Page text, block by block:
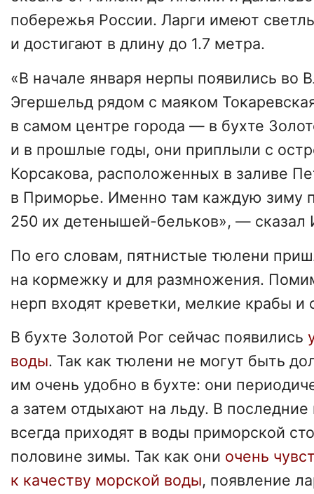
побережья России. Ларги имеют
и достигают в длину до 1.7 метра.
«В начале января нерпы появились во
Эгершельд рядом с маяком
в самом центре города — в бухте
и в прошлые годы, они приплыли с
Корсакова, расположенных в заливе
в Приморье. Именно там каждую зиму
250 их детенышей-бельков», — сказал
По его словам, пятнистые тюлени
на кормежку и для размножения.
нерп входят креветки, мелкие крабы и
В бухте Золотой Рог сейчас появились
воды. Так как тюлени не могут быть
им очень удобно в бухте: они
а затем отдыхают на льду. В
всегда приходят в воды приморской
половине зимы. Так как они очень
к качеству морской воды, появление